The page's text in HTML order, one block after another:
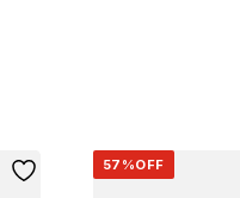
57%OFF